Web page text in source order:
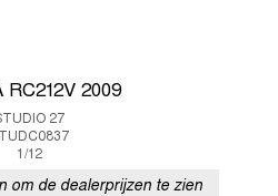
RC212V 2009
27
1/12
om de dealerprijzen te zien